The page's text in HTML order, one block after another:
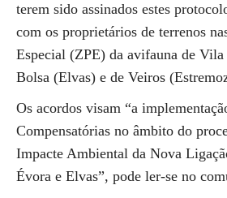
terem sido assinados estes
com os proprietários de terrenos
Especial (ZPE) da avifauna de
Bolsa (Elvas) e de Veiros
Os acordos visam “a
Compensatórias no âmbito do
Impacte Ambiental da Nova
Évora e Elvas”, pode ler-se no